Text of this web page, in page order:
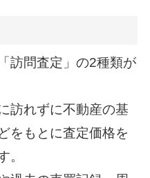
訪問査定」の2種類が
訪れずに不動産の基
をもとに査定価格を
。